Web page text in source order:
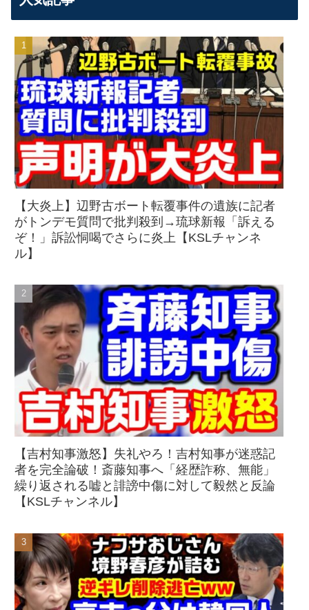
【大炎上】辺野古ボート転覆事件の遺族に記者
がトンデモ質問で批判殺到→琉球新報「訴える
ぞ！」訴訟恫喝でさらに炎上【KSLチャンネ
ル】
【吉村知事激怒】失礼やろ！吉村知事が迷惑記
者を完全論破！斎藤知事へ「経歴詐称、無能」
繰り返される嘘と誹謗中傷に対して毅然と反論
【KSLチャンネル】